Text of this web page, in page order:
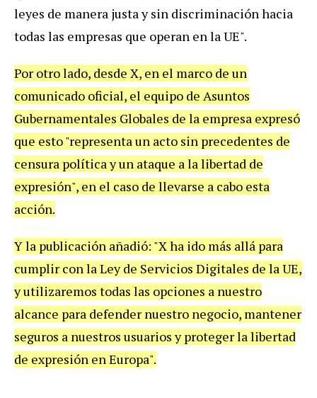
leyes de manera justa y sin discriminación hacia
todas las empresas que operan en la UE".
Por otro lado, desde X, en el marco de un
comunicado oficial, el equipo de Asuntos
Gubernamentales Globales de la empresa expresó
que esto "representa un acto sin precedentes de
censura política y un ataque a la libertad de
expresión", en el caso de llevarse a cabo esta
acción.
Y la publicación añadió: "X ha ido más allá para
cumplir con la Ley de Servicios Digitales de la UE,
y utilizaremos todas las opciones a nuestro
alcance para defender nuestro negocio, mantener
seguros a nuestros usuarios y proteger la libertad
de expresión en Europa".